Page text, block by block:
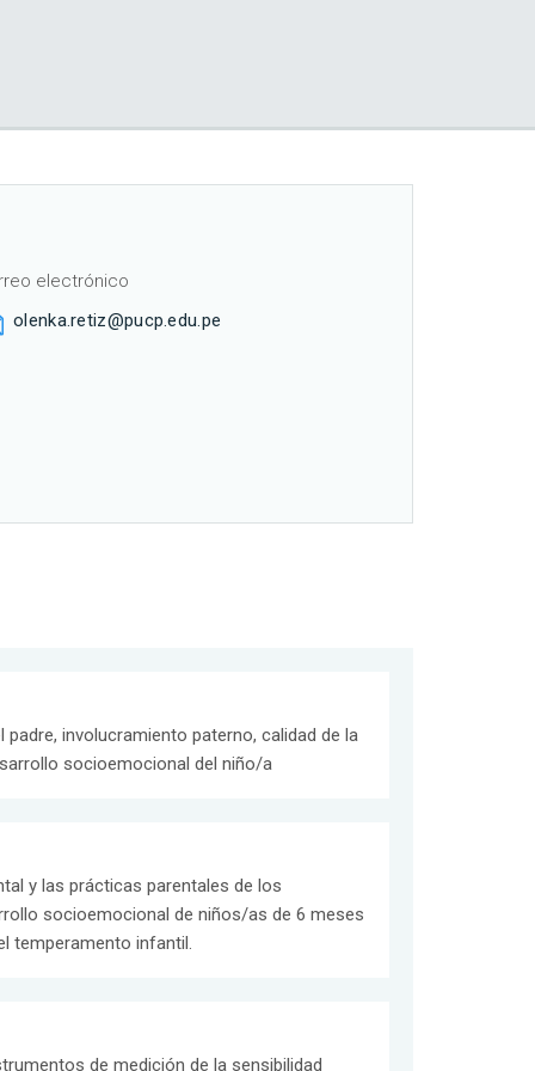
electrónico
olenka.retiz@pucp.edu.pe
involucramiento paterno, calidad de la
socioemocional del niño/a
y las prácticas parentales de los
socioemocional de niños/as de 6 meses
temperamento infantil.
de medición de la sensibilidad